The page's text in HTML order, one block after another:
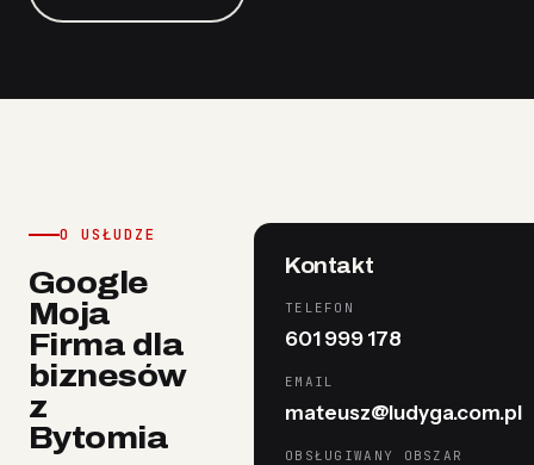
O USŁUDZE
Google
Moja
Firma dla
biznesów
z
Bytomia
Kontakt
TELEFON
601 999 178
EMAIL
mateusz@ludyga.com.pl
OBSŁUGIWANY OBSZAR